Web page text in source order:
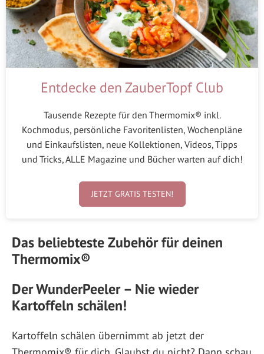
Entdecke den ZauberTopf Club
Tausende Rezepte für den Thermomix® inkl.
Kochmodus, persönliche Favoritenlisten, Wochenpläne
und Einkaufslisten, neue Kollektionen, Videos, Tipps
und Tricks, ALLE Magazine und Bücher warten auf dich!
JETZT GRATIS TESTEN!
Das beliebteste Zubehör für deinen
Thermomix®
Der WunderPeeler – Nie wieder
Kartoffeln schälen!
Kartoffeln schälen übernimmt ab jetzt der